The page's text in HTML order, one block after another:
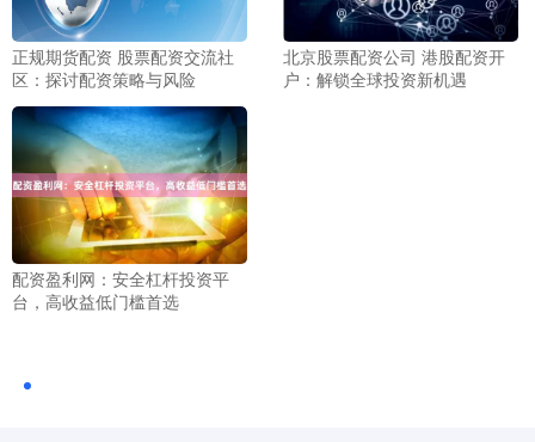
正规期货配资 股票配资交流社
区：探讨配资策略与风险
北京股票配资公司 港股配资开
户：解锁全球投资新机遇
配资盈利网：安全杠杆投资平
台，高收益低门槛首选